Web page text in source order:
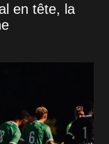
en tête, la